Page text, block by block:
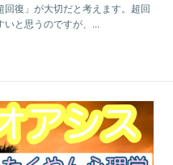
復」が大切だと考えます。超回
と思うのですが、...